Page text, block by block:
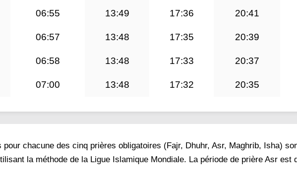
06:55 13:49 17:36 20:41
06:57 13:48 17:35 20:39
06:58 13:48 17:33 20:37
07:00 13:48 17:32 20:35
pour chacune des cinq prières obligatoires (Fajr, Dhuhr, Asr, Maghrib, Isha)
la méthode de la Ligue Islamique Mondiale. La période de prière Asr est